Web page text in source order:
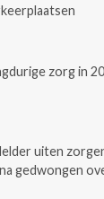
zorg in
uiten
gedwongen